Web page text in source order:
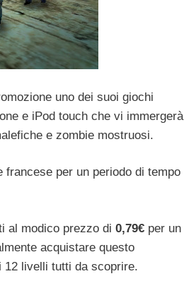
uno dei suoi giochi
e iPod touch che vi immergerà
e zombie mostruosi.
per un periodo di tempo
al modico prezzo di 0,79€ per un
acquistare questo
12 livelli tutti da scoprire.